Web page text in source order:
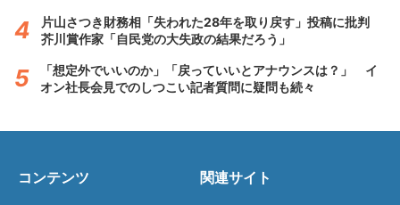
片山さつき財務相「失われた28年を取り戻す」投稿に批判
芥川賞作家「自民党の大失政の結果だろう」
「想定外でいいのか」「戻っていいとアナウンスは？」 イ
オン社長会見でのしつこい記者質問に疑問も続々
コンテンツ 関連サイト